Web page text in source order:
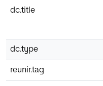
dc.title
dc.type
reunir.tag